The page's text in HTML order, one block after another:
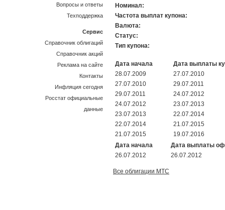
Номинал:
Частота выплат купона:
Валюта:
Статус:
Тип купона:
Дата начала
Дата выплаты
28.07.2009
27.07.2010
27.07.2010
29.07.2011
29.07.2011
24.07.2012
24.07.2012
23.07.2013
23.07.2013
22.07.2014
22.07.2014
21.07.2015
21.07.2015
19.07.2016
Дата начала
Дата выплаты
26.07.2012
26.07.2012
Все облигации МТС
Вопросы и ответы
Техподдержка
Сервис
Справочник облигаций
Справочник акций
Реклама на сайте
Контакты
Инфляция сегодня
Росстат официальные
данные